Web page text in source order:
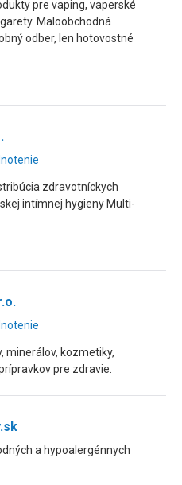
pre vaping, vaperské
Maloobchodná
odber, len hotovostné
zdravotníckych
intímnej hygieny Multi-
minerálov, kozmetiky,
pre zdravie.
a hypoalergénnych